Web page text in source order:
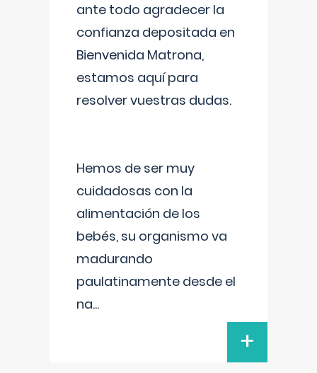
ante todo agradecer la
confianza depositada en
Bienvenida Matrona,
estamos aquí para
resolver vuestras dudas.
Hemos de ser muy
cuidadosas con la
alimentación de los
bebés, su organismo va
madurando
paulatinamente desde el
na...
+